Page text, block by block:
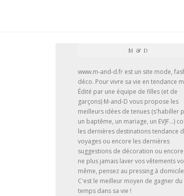
M & D
www.m-and-d.fr est un site mode,
déco. Pour vivre sa vie en tendance
Édité par une équipe de filles (et de
garçons) M-and-D vous propose les
meilleurs idées de tenues (s'habiller
un baptême, un mariage, un EVJF...)
les dernières destinations tendance
voyages ou encore les dernières
suggestions de décoration ou
ne plus jamais laver vos vêtements
même, pensez au pressing à domicile
C'est le meilleur moyen de gagner du
temps dans sa vie !